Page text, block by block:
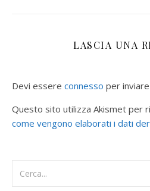
LASCIA UNA
Devi essere connesso per
Questo sito utilizza Akismet per
come vengono elaborati i dati